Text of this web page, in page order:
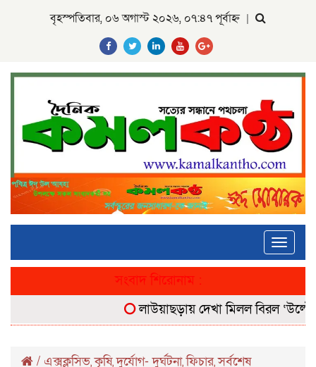
বৃহস্পতিবার, ০৬ অগাস্ট ২০২৬, ০৭:৪৭ পূর্বাহ্ন |
Toggle
সংবাদ শিরোনাম :
লাউয়াছড়ায় দেখা মিলল বিরল
/ এক্সক্লুসিভ,কৃষি,দুর্যোগ- দুর্ঘটনা,ফিচার,সর্বশেষ